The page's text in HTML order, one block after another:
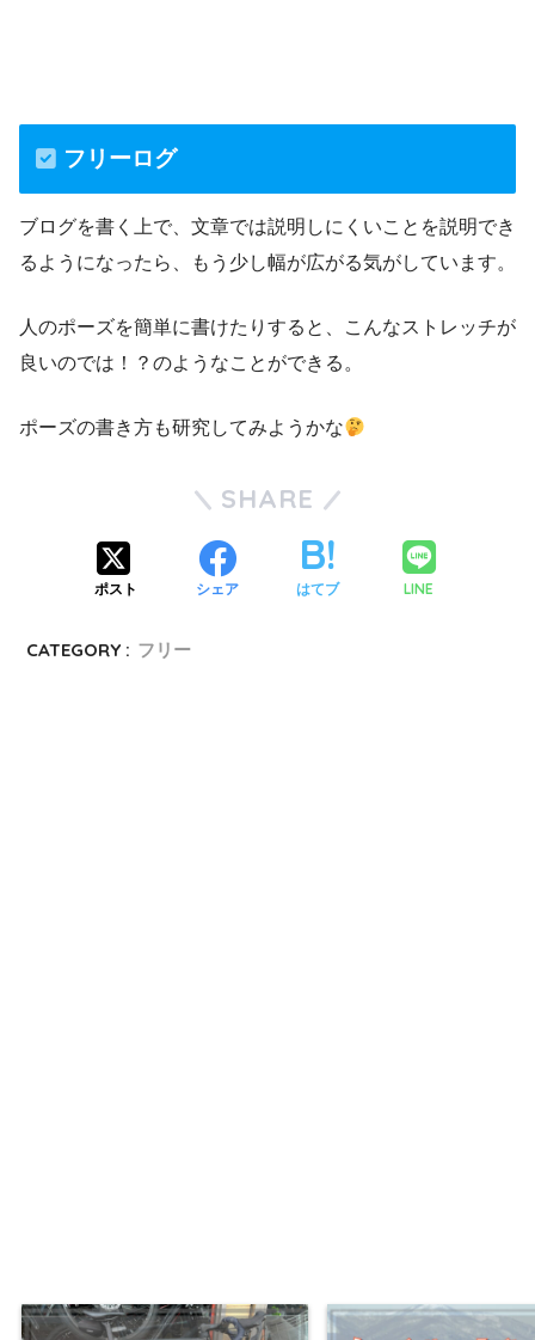
フリーログ
ブログを書く上で、文章では説明しにくいことを説明でき
るようになったら、もう少し幅が広がる気がしています。
人のポーズを簡単に書けたりすると、こんなストレッチが
良いのでは！？のようなことができる。
ポーズの書き方も研究してみようかな
SHARE
ポスト シェア はてブ LINE
CATEGORY : フリー